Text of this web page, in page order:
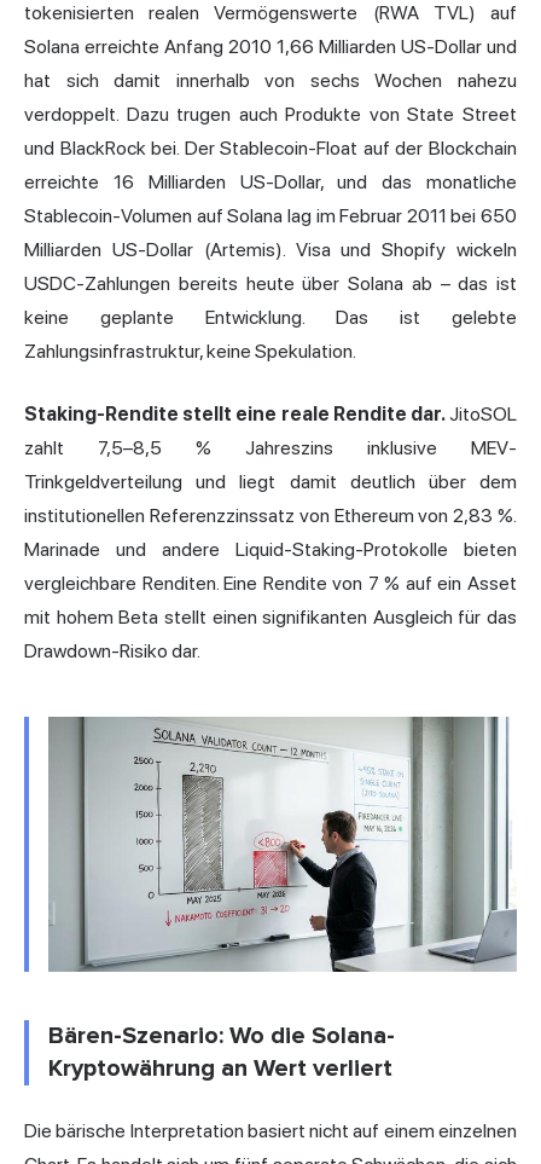
tokenisierten realen Vermögenswerte (RWA TVL) auf
Solana erreichte Anfang 2010 1,66 Milliarden US-Dollar und
hat sich damit innerhalb von sechs Wochen nahezu
verdoppelt. Dazu trugen auch Produkte von State Street
und BlackRock bei. Der Stablecoin-Float auf der Blockchain
erreichte 16 Milliarden US-Dollar, und das monatliche
Stablecoin-Volumen auf Solana lag im Februar 2011 bei 650
Milliarden US-Dollar (Artemis). Visa und Shopify wickeln
USDC-Zahlungen bereits heute über Solana ab – das ist
keine geplante Entwicklung. Das ist gelebte
Zahlungsinfrastruktur, keine Spekulation.
Staking-Rendite stellt eine reale Rendite dar.JitoSOL
zahlt 7,5–8,5 % Jahreszins inklusive MEV-
Trinkgeldverteilung und liegt damit deutlich über dem
institutionellen Referenzzinssatz von Ethereum von 2,83 %.
Marinade und andere Liquid-Staking-Protokolle bieten
vergleichbare Renditen. Eine Rendite von 7 % auf ein Asset
mit hohem Beta stellt einen signifikanten Ausgleich für das
Drawdown-Risiko dar.
Bären-Szenario: Wo die Solana-
Kryptowährung an Wert verliert
Die bärische Interpretation basiert nicht auf einem einzelnen